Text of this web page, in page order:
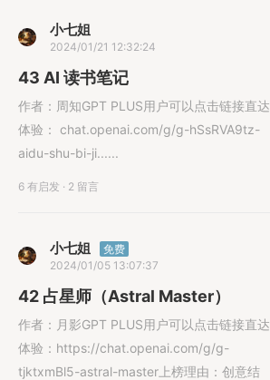
小七姐
2024/01/21 12:32:24
43 AI 读书笔记
作者：周知GPT PLUS用户可以点击链接直达
体验： chat.openai.com/g/g-hSsRVA9tz-
aidu-shu-bi-ji......
6 有启发 · 2 留言
小七姐
免费
2024/01/05 13:07:37
42 占星师（Astral Master）
作者：月影GPT PLUS用户可以点击链接直达
体验：https://chat.openai.com/g/g-
tjktxmBl5-astral-master上榜理由：创意结